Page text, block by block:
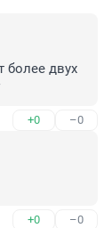
более двух
+0 –0
+0 –0